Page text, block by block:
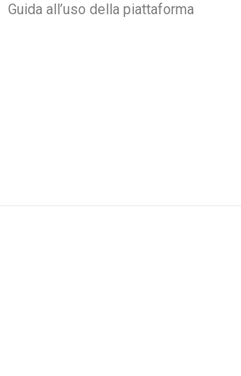
Guida all’uso della piattaforma